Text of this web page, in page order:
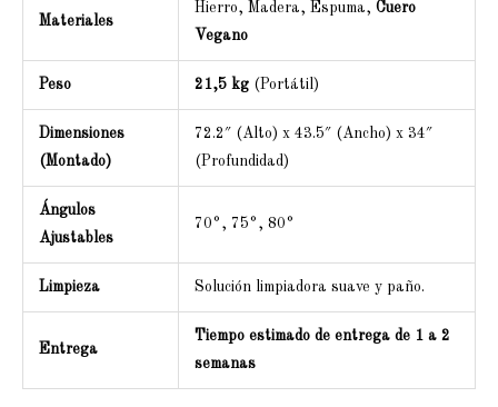
Materiales
Hierro, Madera, Espuma, Cuero
Vegano
Peso 21,5 kg(Portátil)
Dimensiones
(Montado)
72.2″ (Alto) x 43.5″ (Ancho) x 34″
(Profundidad)
Ángulos
Ajustables
70°, 75°, 80°
Limpieza Solución limpiadora suave y paño.
Entrega
Tiempo estimado de entrega de 1 a 2
semanas